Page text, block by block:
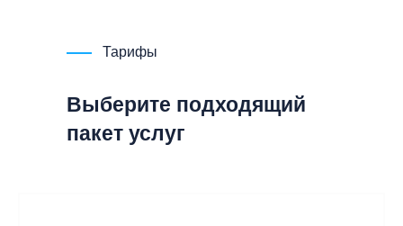
Тарифы
Выберите подходящий
пакет услуг